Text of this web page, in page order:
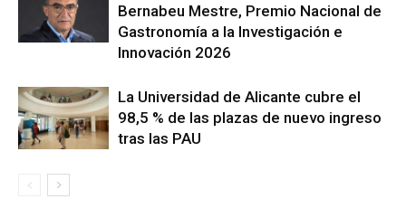
Bernabeu Mestre, Premio Nacional de
Gastronomía a la Investigación e
Innovación 2026
La Universidad de Alicante cubre el
98,5 % de las plazas de nuevo ingreso
tras las PAU